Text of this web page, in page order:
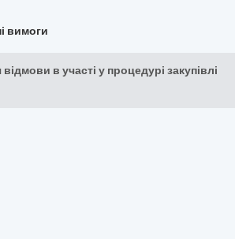
вимоги
в участі у процедурі закупівлі